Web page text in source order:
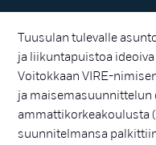
Tuusulan tulevalle
ja liikuntapuistoa
Voitokkaan VIRE-
ja maisemasuunnittelun
ammattikorkeakoulusta
suunnitelmansa